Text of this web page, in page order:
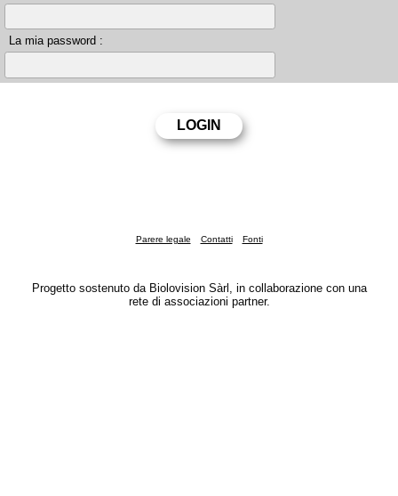
La mia password :
Parere legale Contatti Fonti
Progetto sostenuto da Biolovision Sàrl, in collaborazione con una
rete di associazioni partner.